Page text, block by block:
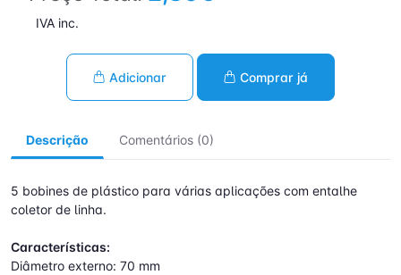
IVA inc.
Adicionar Comprar já
Descrição Comentários (0)
5 bobines de plástico para várias aplicações com entalhe
coletor de linha.
Características:
Diâmetro externo: 70 mm